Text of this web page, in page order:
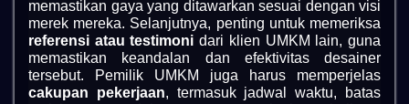
memastikan gaya yang ditawarkan sesuai dengan visi
merek mereka. Selanjutnya, penting untuk memeriksa
referensi atau testimoni dari klien UMKM lain, guna
memastikan keandalan dan efektivitas desainer
tersebut. Pemilik UMKM juga harus memperjelas
cakupan pekerjaan, termasuk jadwal waktu, batas